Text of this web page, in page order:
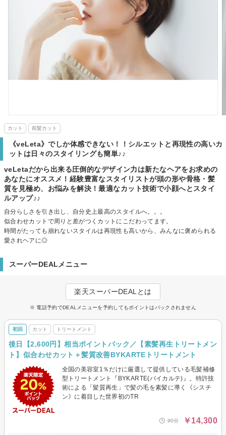
カット 前髪カット
《veLeta》でしか体感できない！！シルエットと再現性の高いカ
ットは日々のスタイリングも簡単♪♪
veLetaだから出来る圧倒的なデザイン力は新たなヘアをお求めの
あなたにオススメ！経験豊富なスタイリストが頭の形や骨格・髪
質を見極め、お悩みを解決！最適なカット技術で小顔へとスタイ
ルアップ♪♪
自分らしさを引き出し、自分史上最高のスタイルへ。。。
似合わせカットで周りと差がつくカットにこだわってます。
時間がたっても崩れないスタイルは再現性も高いから、みんなに褒められる
愛されヘアに◎
スーパーDEALメニュー
楽天スーパーDEALとは
※ 電話予約でDEALメニューを予約してもポイントはバックされません
初回 カット トリートメント
後日【2,600円】相当ポイントバック／【素髪再生トリートメン
ト】似合わせカット＋髪質改善BYKARTEトリートメント
全国の美容室1％だけに厳選して提供している毛髪補修
型トリートメント『BYKARTE(バイカルテ)』。特許技
術による「髪質再生」で髪の毛を素髪に導く《シスチ
ン》に着目した世界初のTR
90分 ￥14,300